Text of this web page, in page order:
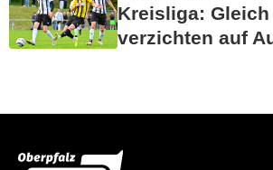
Kreisliga: Gleich
verzichten auf